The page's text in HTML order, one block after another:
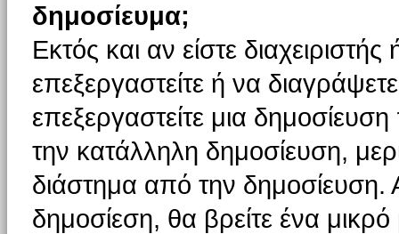
δημοσίευμα;
Εκτός και αν είστε
επεξεργαστείτε ή να
επεξεργαστείτε μια
την κατάλληλη δημοσίευση,
διάστημα από την δημοσίευση.
δημοσίεση, θα βρείτε ένα